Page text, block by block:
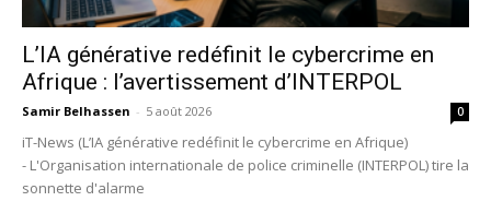
L’IA générative redéfinit le cybercrime en
Afrique : l’avertissement d’INTERPOL
Samir Belhassen - 5 août 2026 0
iT-News (L’IA générative redéfinit le cybercrime en Afrique)
- L'Organisation internationale de police criminelle (INTERPOL) tire la
sonnette d'alarme